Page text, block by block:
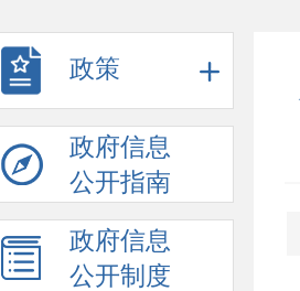
政策
政府信息
公开指南
政府信息
公开制度